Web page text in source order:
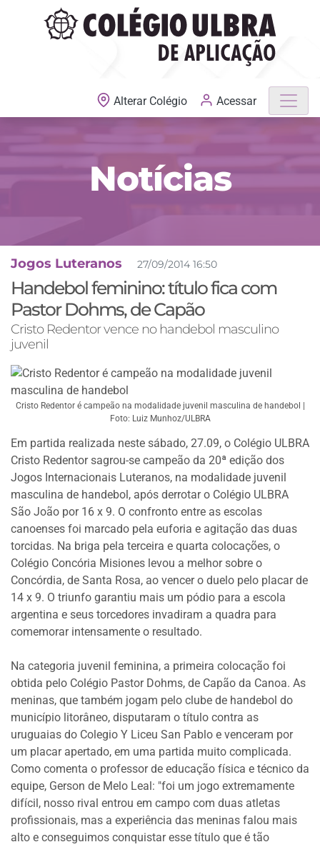
MATRÍCULAS ABERTAS
Alterar Colégio Acessar
Notícias
Jogos Luteranos 27/09/2014 16:50
Handebol feminino: título fica com
Pastor Dohms, de Capão
Cristo Redentor vence no handebol masculino
juvenil
Cristo Redentor é campeão na modalidade juvenil masculina de handebol |
Foto: Luiz Munhoz/ULBRA
Em partida realizada neste sábado, 27.09, o Colégio ULBRA
Cristo Redentor sagrou-se campeão da 20ª edição dos
Jogos Internacionais Luteranos, na modalidade juvenil
masculina de handebol, após derrotar o Colégio ULBRA
São João por 16 x 9. O confronto entre as escolas
canoenses foi marcado pela euforia e agitação das duas
torcidas. Na briga pela terceira e quarta colocações, o
Colégio Concória Misiones levou a melhor sobre o
Concórdia, de Santa Rosa, ao vencer o duelo pelo placar de
14 x 9. O triunfo garantiu mais um pódio para a escola
argentina e seus torcedores invadiram a quadra para
comemorar intensamente o resultado.
Na categoria juvenil feminina, a primeira colocação foi
obtida pelo Colégio Pastor Dohms, de Capão da Canoa. As
meninas, que também jogam pelo clube de handebol do
município litorâneo, disputaram o título contra as
uruguaias do Colegio Y Liceu San Pablo e venceram por
um placar apertado, em uma partida muito complicada.
Como comenta o professor de educação física e técnico da
equipe, Gerson de Melo Leal: "foi um jogo extremamente
difícil, nosso rival entrou em campo com duas atletas
profissionais, mas a experiência das meninas falou mais
alto e conseguimos conquistar esse título que é tão